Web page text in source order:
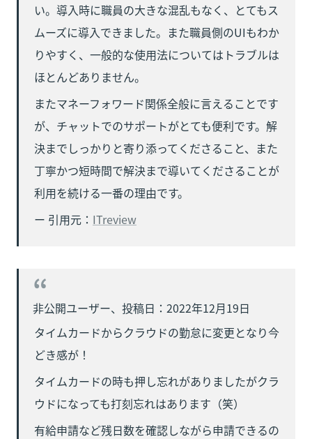
い。導入時に職員の大きな混乱もなく、とてもス
ムーズに導入できました。また職員側のUIもわか
りやすく、一般的な使用法についてはトラブルは
ほとんどありません。
またマネーフォワード関係全般に言えることです
が、チャットでのサポートがとても便利です。解
決までしっかりと寄り添ってくださること、また
丁寧かつ短時間で解決まで導いてくださることが
利用を続ける一番の理由です。
ー 引用元： ITreview
タイムカードからクラウドの勤怠に変更となり今
どき感が！
タイムカードの時も押し忘れがありましたがクラ
ウドになっても打刻忘れはあります（笑）
有給申請など残日数を確認しながら申請できるの